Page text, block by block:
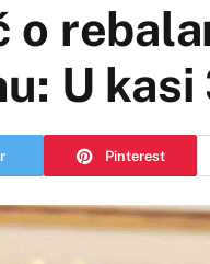
o
U
Pinterest